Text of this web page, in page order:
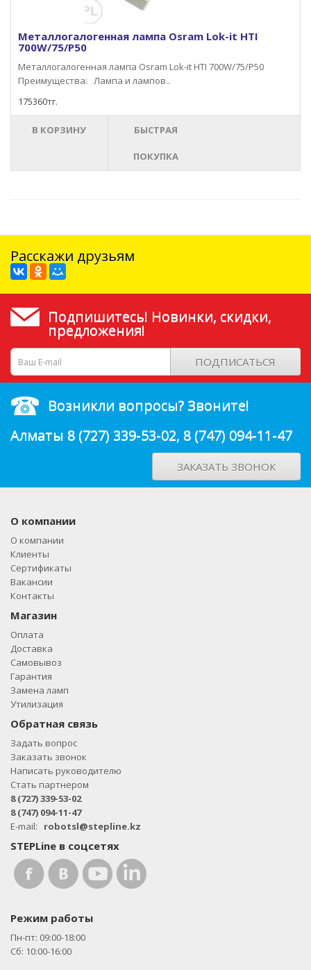
Металлогалогенная лампа Osram Lok-it HTI
700W/75/P50
Металлогалогенная лампа Osram Lok-it HTI 700W/75/P50
Преимущества: Лампа и лампов..
175360тг.
В КОРЗИНУ БЫСТРАЯ
ПОКУПКА
Расскажи друзьям
Подпишитесь! Новинки, скидки,
предложения!
ПОДПИСАТЬСЯ
Возникли вопросы? Звоните!
Алматы 8 (727) 339-53-02, 8 (747) 094-11-47
ЗАКАЗАТЬ ЗВОНОК
О компании
О компании
Клиенты
Сертификаты
Вакансии
Контакты
Магазин
Оплата
Доставка
Самовывоз
Гарантия
Замена ламп
Утилизация
Обратная связь
Задать вопрос
Заказать звонок
Написать руководителю
Стать партнером
8 (727) 339-53-02
8 (747) 094-11-47
E-mail: robotsl@stepline.kz
STEPLine в соцсетях
Режим работы
Пн-пт: 09:00-18:00
Сб: 10:00-16:00